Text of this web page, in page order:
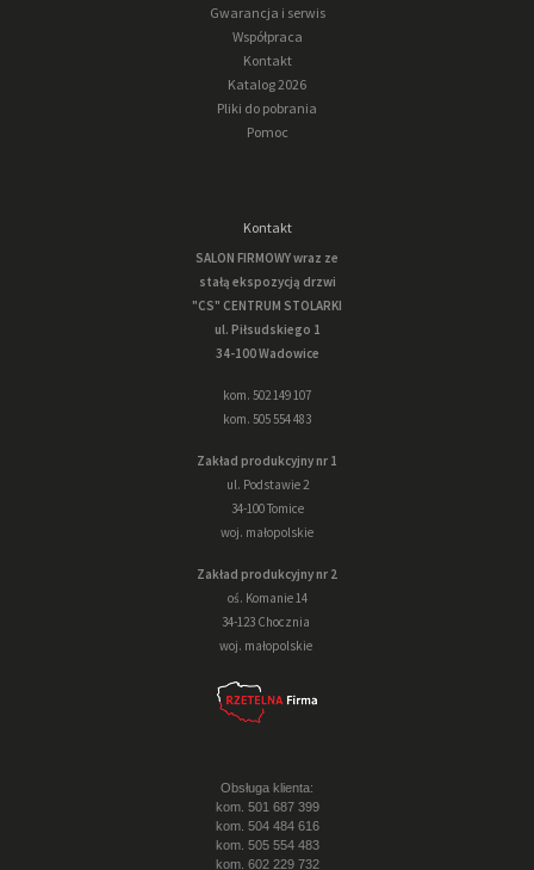
Gwarancja i serwis
Współpraca
Kontakt
Katalog 2026
Pliki do pobrania
Pomoc
Kontakt
SALON FIRMOWY wraz ze
stałą ekspozycją drzwi
"CS" CENTRUM STOLARKI
ul. Piłsudskiego 1
34-100 Wadowice
kom. 502 149 107
kom. 505 554 483
Zakład produkcyjny nr 1
ul. Podstawie 2
34-100 Tomice
woj. małopolskie
Zakład produkcyjny nr 2
oś. Komanie 14
34-123 Chocznia
woj. małopolskie
Obsługa klienta:
kom. 501 687 399
kom. 504 484 616
kom. 505 554 483
kom. 602 229 732